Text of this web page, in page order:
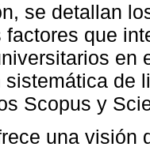
se detallan
factores que
en
sistemática de
Scopus y
una visión